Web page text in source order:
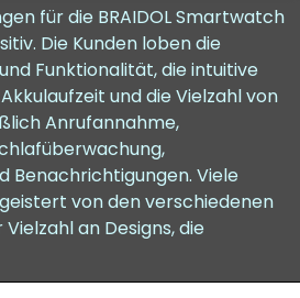
für die BRAIDOL Smartwatch
Die Kunden loben die
Funktionalität, die intuitive
und die Vielzahl von
Anrufannahme,
Benachrichtigungen. Viele
von den verschiedenen
an Designs, die